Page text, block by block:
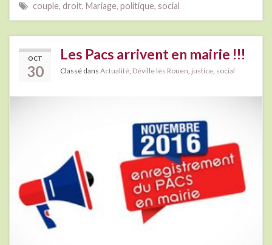
couple, droit, Mariage, politique, social
OCT
30
Les Pacs arrivent en mairie !!!
Classé dans Actualité, Déville lès Rouen, justice, social